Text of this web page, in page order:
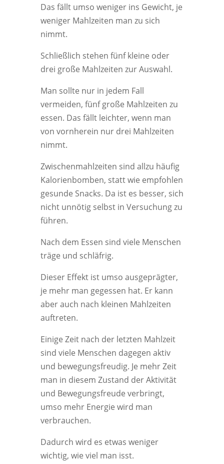
Das fällt umso weniger ins Gewicht, je
weniger Mahlzeiten man zu sich
nimmt.
Schließlich stehen fünf kleine oder
drei große Mahlzeiten zur Auswahl.
Man sollte nur in jedem Fall
vermeiden, fünf große Mahlzeiten zu
essen. Das fällt leichter, wenn man
von vornherein nur drei Mahlzeiten
nimmt.
Zwischenmahlzeiten sind allzu häufig
Kalorienbomben, statt wie empfohlen
gesunde Snacks. Da ist es besser, sich
nicht unnötig selbst in Versuchung zu
führen.
Nach dem Essen sind viele Menschen
träge und schläfrig.
Dieser Effekt ist umso ausgeprägter,
je mehr man gegessen hat. Er kann
aber auch nach kleinen Mahlzeiten
auftreten.
Einige Zeit nach der letzten Mahlzeit
sind viele Menschen dagegen aktiv
und bewegungsfreudig. Je mehr Zeit
man in diesem Zustand der Aktivität
und Bewegungsfreude verbringt,
umso mehr Energie wird man
verbrauchen.
Dadurch wird es etwas weniger
wichtig, wie viel man isst.